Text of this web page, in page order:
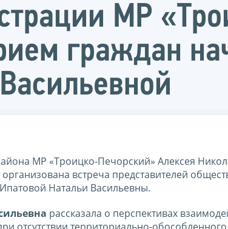
МР
граждан
МР «Троицко-Печорский» Алексея
встреча представителей
Натальи Васильевны.
рассказала о перспективах
отсутствии территориально-